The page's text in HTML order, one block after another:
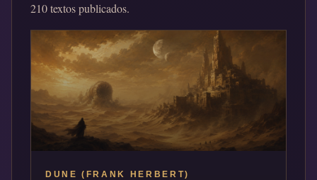
210 textos publicados.
DUNE (FRANK HERBERT)